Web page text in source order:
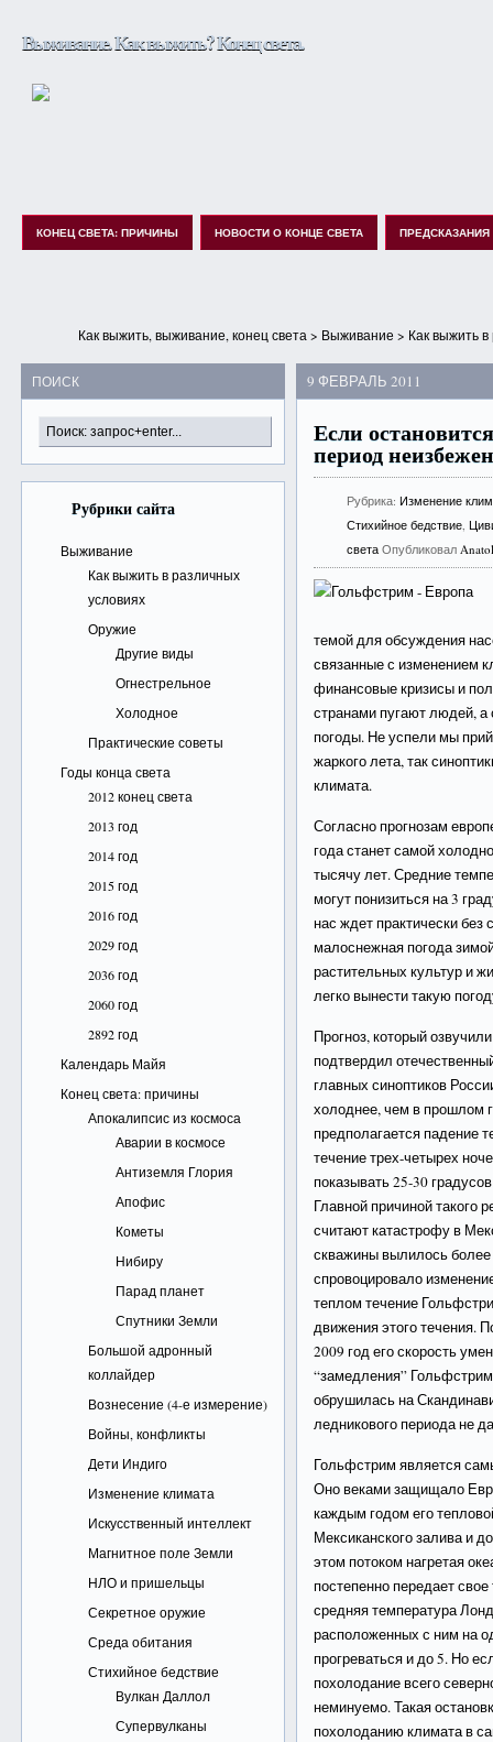
Выживание. Как выжить? Конец света.
КОНЕЦ СВЕТА: ПРИЧИНЫ НОВОСТИ О КОНЦЕ СВЕТА ПРЕДСКАЗАНИЯ
Как выжить, выживание, конец света > Выживание > Как выжить
ПОИСК
Рубрики сайта
Выживание
Как выжить в различных
условиях
Оружие
Другие виды
Огнестрельное
Холодное
Практические советы
Годы конца света
2012 конец света
2013 год
2014 год
2015 год
2016 год
2029 год
2036 год
2060 год
2892 год
Календарь Майя
Конец света: причины
Апокалипсис из космоса
Аварии в космосе
Антиземля Глория
Апофис
Кометы
Нибиру
Парад планет
Спутники Земли
Большой адронный
коллайдер
Вознесение (4-е измерение)
Войны, конфликты
Дети Индиго
Изменение климата
Искусственный интеллект
Магнитное поле Земли
НЛО и пришельцы
Секретное оружие
Среда обитания
Стихийное бедствие
Вулкан Даллол
Супервулканы
9 ФЕВРАЛЬ 2011
Если
период
Рубрика:Изменение
Стихийное бедствие,
света Опубликовал
темой для обсуждения
связанные с изменением
финансовые кризисы и
странами пугают людей, а
погоды. Не успели мы
жаркого лета, так
климата.
Согласно прогнозам
года станет самой
тысячу лет. Средние
могут понизиться на 3
нас ждет практически без
малоснежная погода
растительных культур и
легко вынести такую
Прогноз, который
подтвердил
главных синоптиков
холоднее, чем в прошлом
предполагается падение
течение трех-четырех
показывать 25-30
Главной причиной такого
считают катастрофу в
скважины вылилось
спровоцировало
теплом течение
движения этого течения.
2009 год его скорость
“замедления”
обрушилась на
ледникового периода не
Гольфстрим является
Оно веками защищало
каждым годом его
Мексиканского залива и
этом потоком нагретая
постепенно передает
средняя температура
расположенных с ним на
прогреваться и до 5. Но
похолодание всего
неминуемо. Такая
похолоданию климата в